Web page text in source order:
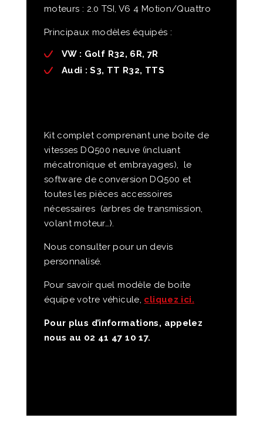
moteurs : 2.0 TSI, V6 4 Motion/Quattro
Principaux modèles équipés :
VW : Golf R32, 6R, 7R
Audi : S3, TT R32, TTS
Kit complet comprenant une boite de
vitesses DQ500 neuve (incluant
mécatronique et embrayages), le
software de conversion DQ500 et
toutes les pièces accessoires
nécessaires (arbres de transmission,
volant moteur…).
Nous consulter pour un devis
personnalisé.
Pour savoir quel modèle de boite
équipe votre véhicule, cliquez ici.
Pour plus d’informations, appelez
nous au 02 41 47 10 17.